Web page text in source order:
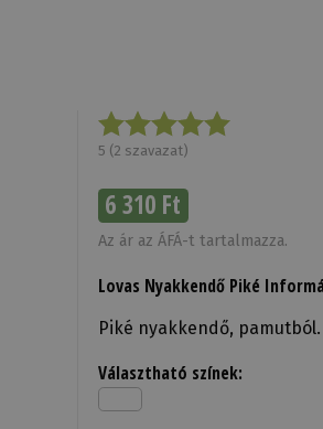
5 (2 szavazat)
6 310 Ft
Az ár az ÁFÁ-t tartalmazza.
Lovas Nyakkendő Piké
Piké nyakkendő, pamutból.
Választható színek: